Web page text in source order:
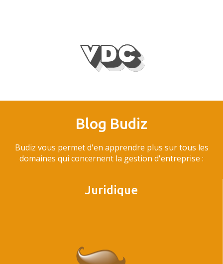
Blog Budiz
Budiz vous permet d'en apprendre plus sur tous les
domaines qui concernent la gestion d'entreprise :
Juridique